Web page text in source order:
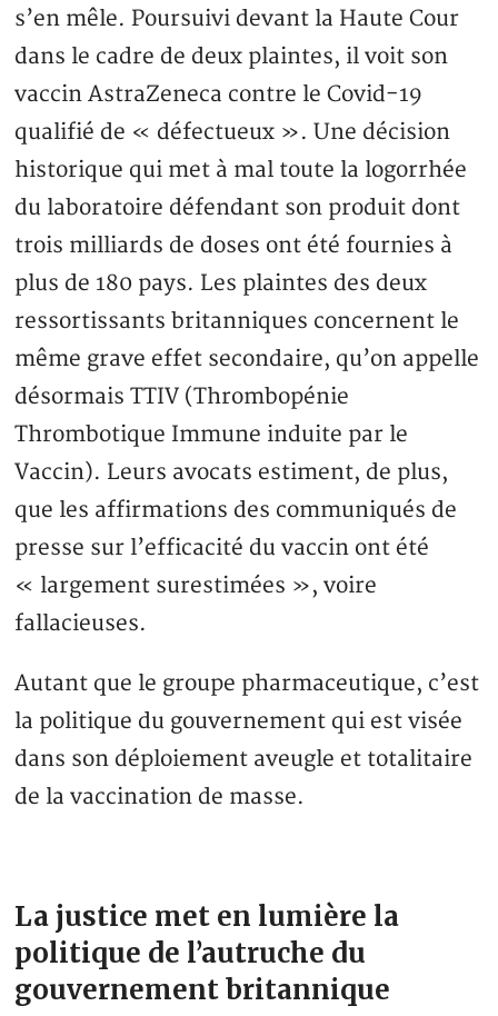
s’en mêle. Poursuivi devant la Haute Cour
dans le cadre de deux plaintes, il voit son
vaccin AstraZeneca contre le Covid-19
qualifié de « défectueux ». Une décision
historique qui met à mal toute la logorrhée
du laboratoire défendant son produit dont
trois milliards de doses ont été fournies à
plus de 180 pays. Les plaintes des deux
ressortissants britanniques concernent le
même grave effet secondaire, qu’on appelle
désormais TTIV (Thrombopénie
Thrombotique Immune induite par le
Vaccin). Leurs avocats estiment, de plus,
que les affirmations des communiqués de
presse sur l’efficacité du vaccin ont été
« largement surestimées », voire
fallacieuses.
Autant que le groupe pharmaceutique, c’est
la politique du gouvernement qui est visée
dans son déploiement aveugle et totalitaire
de la vaccination de masse.
La justice met en lumière la
politique de l’autruche du
gouvernement britannique